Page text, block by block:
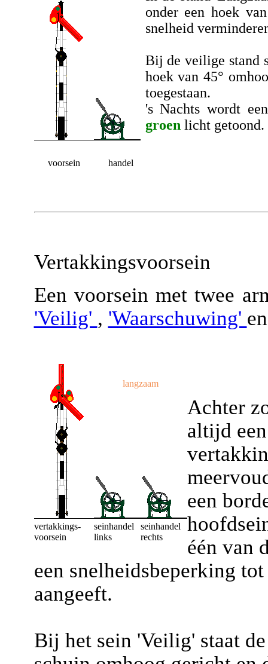
onder een hoek
snelheid
Bij de veilige stand
hoek van 45°
toegestaan.
's Nachts wordt
groen licht getoond.
voorsein handel
Vertakkingsvoorsein
Een voorsein met twee
'Veilig' , 'Waarschuwing'
langzaam
vertakkings-
voorsein
seinhandel
links
seinhandel
rechts
Achter
altijd
een
één van
een snelheidsbeperking
aangeeft.
Bij het sein 'Veilig' staat